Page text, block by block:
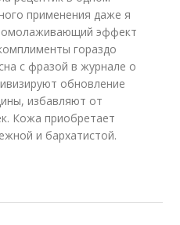
применения даже я
эффект
гораздо
с фразой в журнале о
обновление
избавляют от
Кожа приобретает
и бархатистой.